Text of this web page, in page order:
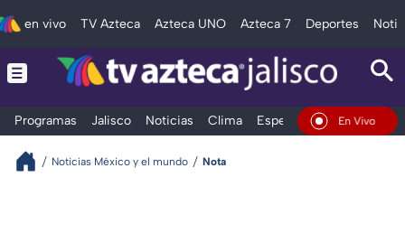
en vivo TV Azteca Azteca UNO Azteca 7 Deportes
Programas Jalisco Noticias Clima Espectáculos Deportes
En Vivo
Noticias México y el mundo Nota